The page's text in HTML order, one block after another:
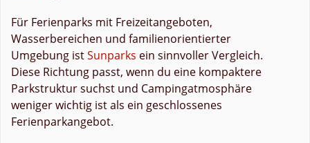
Für Ferienparks mit Freizeitangeboten,
Wasserbereichen und familienorientierter
Umgebung istSunparks ein sinnvoller Vergleich.
Diese Richtung passt, wenn du eine kompaktere
Parkstruktur suchst und Campingatmosphäre
weniger wichtig ist als ein geschlossenes
Ferienparkangebot.